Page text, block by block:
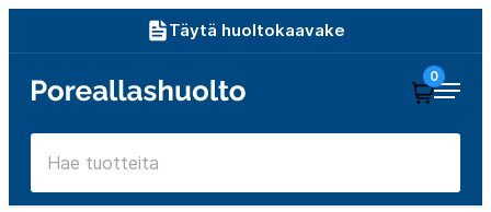
sisältöön
Täytä huoltokaavake
Poreallashuolto
0